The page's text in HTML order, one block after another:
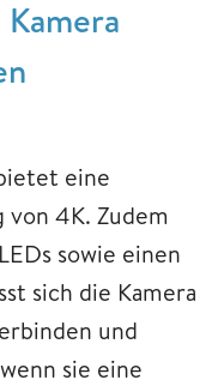
eine
4K. Zudem
sowie einen
sich die Kamera
und
sie eine